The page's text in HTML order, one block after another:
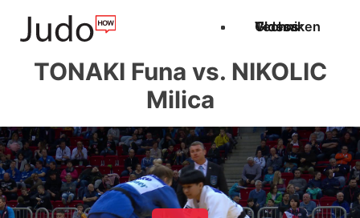
Techniken
Videos
Glossar
TONAKI Funa vs. NIKOLIC
Milica